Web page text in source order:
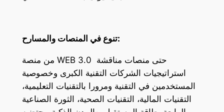
تنوع في المنصات والمسارح:
من منصة WEB 3.0 حتى منصات مناقشة
استراتيجيات الشركات التقنية الكبرى وخصوصية
المستخدمين في التقنية ومرورا بالتقنيات التعليمية،
التقنيات المالية، التقنيات الصحية، الثورة الصناعية